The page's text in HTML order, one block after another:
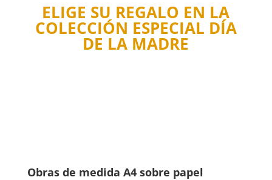
ELIGE SU REGALO EN LA
COLECCIÓN ESPECIAL DÍA
DE LA MADRE
Obras de medida A4 sobre papel